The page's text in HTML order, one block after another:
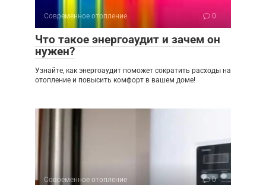
Современное отопление 0
Что такое энергоаудит и зачем он
нужен?
Узнайте, как энергоаудит поможет сократить расходы на
отопление и повысить комфорт в вашем доме!
Современное отопление 0